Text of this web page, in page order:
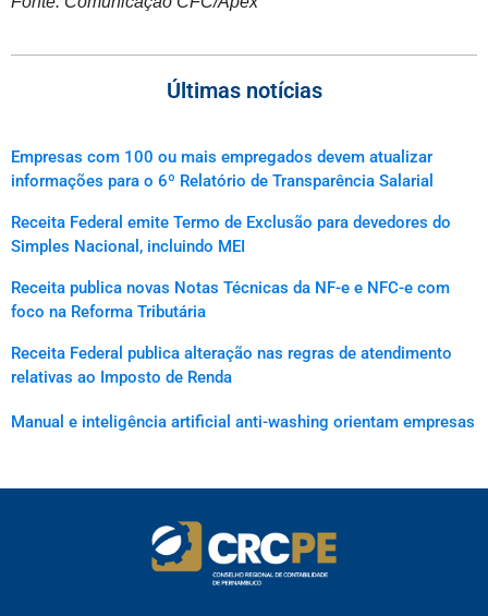
Últimas notícias
Empresas com 100 ou mais empregados devem atualizar
informações para o 6º Relatório de Transparência Salarial
Receita Federal emite Termo de Exclusão para devedores do
Simples Nacional, incluindo MEI
Receita publica novas Notas Técnicas da NF-e e NFC-e com
foco na Reforma Tributária
Receita Federal publica alteração nas regras de atendimento
relativas ao Imposto de Renda
Manual e inteligência artificial anti-washing orientam empresas